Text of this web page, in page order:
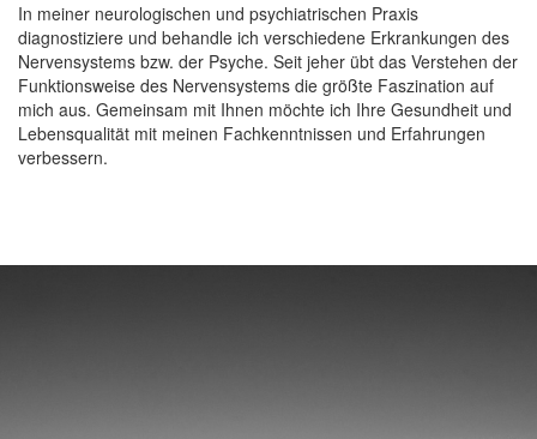
In meiner neurologischen und psychiatrischen Praxis
diagnostiziere und behandle ich verschiedene Erkrankungen des
Nervensystems bzw. der Psyche. Seit jeher übt das Verstehen der
Funktionsweise des Nervensystems die größte Faszination auf
mich aus. Gemeinsam mit Ihnen möchte ich Ihre Gesundheit und
Lebensqualität mit meinen Fachkenntnissen und Erfahrungen
verbessern.